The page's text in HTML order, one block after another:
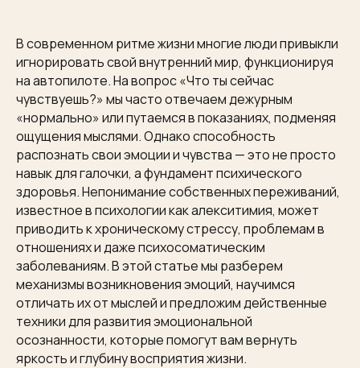
В современном ритме жизни многие люди привыкли
игнорировать свой внутренний мир, функционируя
на автопилоте. На вопрос «Что ты сейчас
чувствуешь?» мы часто отвечаем дежурным
«нормально» или путаемся в показаниях, подменяя
ощущения мыслями. Однако способность
распознать свои эмоции и чувства — это не просто
навык для галочки, а фундамент психического
здоровья. Непонимание собственных переживаний,
известное в психологии как алекситимия, может
приводить к хроническому стрессу, проблемам в
отношениях и даже психосоматическим
заболеваниям. В этой статье мы разберем
механизмы возникновения эмоций, научимся
отличать их от мыслей и предложим действенные
техники для развития эмоциональной
осознанности, которые помогут вам вернуть
яркость и глубину восприятия жизни.